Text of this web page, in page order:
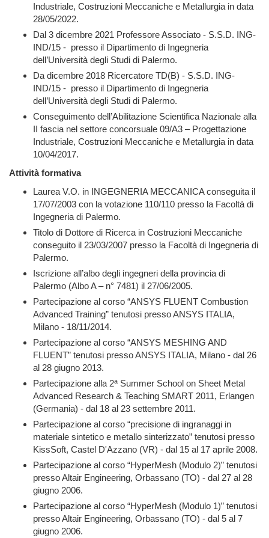
Industriale, Costruzioni Meccaniche e Metallurgia in data
28/05/2022.
Dal 3 dicembre 2021 Professore Associato - S.S.D. ING-
IND/15 - presso il Dipartimento di Ingegneria
dell’Università degli Studi di Palermo.
Da dicembre 2018 Ricercatore TD(B) - S.S.D. ING-
IND/15 - presso il Dipartimento di Ingegneria
dell’Università degli Studi di Palermo.
Conseguimento dell’Abilitazione Scientifica Nazionale alla
II fascia nel settore concorsuale 09/A3 – Progettazione
Industriale, Costruzioni Meccaniche e Metallurgia in data
10/04/2017.
Attività formativa
Laurea V.O. in INGEGNERIA MECCANICA conseguita il
17/07/2003 con la votazione 110/110 presso la Facoltà di
Ingegneria di Palermo.
Titolo di Dottore di Ricerca in Costruzioni Meccaniche
conseguito il 23/03/2007 presso la Facoltà di Ingegneria di
Palermo.
Iscrizione all’albo degli ingegneri della provincia di
Palermo (Albo A – n° 7481) il 27/06/2005.
Partecipazione al corso “ANSYS FLUENT Combustion
Advanced Training” tenutosi presso ANSYS ITALIA,
Milano - 18/11/2014.
Partecipazione al corso “ANSYS MESHING AND
FLUENT” tenutosi presso ANSYS ITALIA, Milano - dal 26
al 28 giugno 2013.
Partecipazione alla 2a Summer School on Sheet Metal
Advanced Research & Teaching SMART 2011, Erlangen
(Germania) - dal 18 al 23 settembre 2011.
Partecipazione al corso “precisione di ingranaggi in
materiale sintetico e metallo sinterizzato” tenutosi presso
KissSoft, Castel D'Azzano (VR) - dal 15 al 17 aprile 2008.
Partecipazione al corso “HyperMesh (Modulo 2)” tenutosi
presso Altair Engineering, Orbassano (TO) - dal 27 al 28
giugno 2006.
Partecipazione al corso “HyperMesh (Modulo 1)” tenutosi
presso Altair Engineering, Orbassano (TO) - dal 5 al 7
giugno 2006.